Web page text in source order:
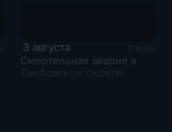
3 августа
Смертельная авария в